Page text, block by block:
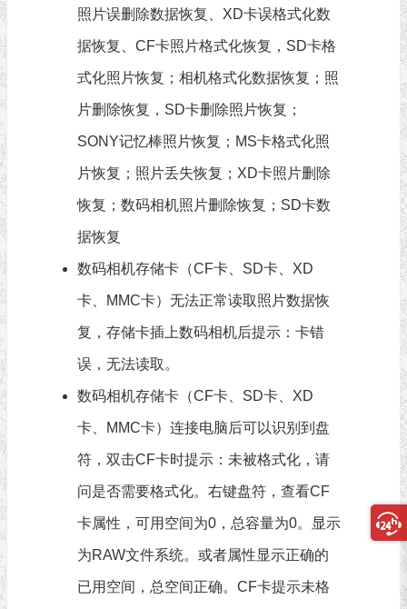
照片误删除数据恢复、XD卡误格式化数
据恢复、CF卡照片格式化恢复，SD卡格
式化照片恢复；相机格式化数据恢复；照
片删除恢复，SD卡删除照片恢复；
SONY记忆棒照片恢复；MS卡格式化照
片恢复；照片丢失恢复；XD卡照片删除
恢复；数码相机照片删除恢复；SD卡数
据恢复
数码相机存储卡（CF卡、SD卡、XD
卡、MMC卡）无法正常读取照片数据恢
复，存储卡插上数码相机后提示：卡错
误，无法读取。
数码相机存储卡（CF卡、SD卡、XD
卡、MMC卡）连接电脑后可以识别到盘
符，双击CF卡时提示：未被格式化，请
问是否需要格式化。右键盘符，查看CF
卡属性，可用空间为0，总容量为0。显示
为RAW文件系统。或者属性显示正确的
已用空间，总空间正确。CF卡提示未格